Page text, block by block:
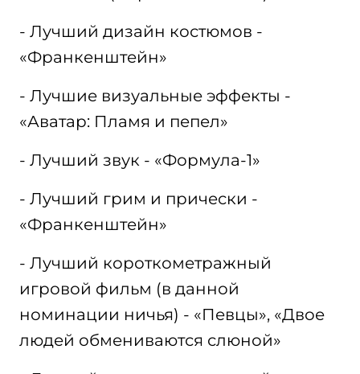
- Лучший дизайн костюмов -
«Франкенштейн»
- Лучшие визуальные эффекты -
«Аватар: Пламя и пепел»
- Лучший звук - «Формула-1»
- Лучший грим и прически -
«Франкенштейн»
- Лучший короткометражный
игровой фильм (в данной
номинации ничья) - «Певцы», «Двое
людей обмениваются слюной»